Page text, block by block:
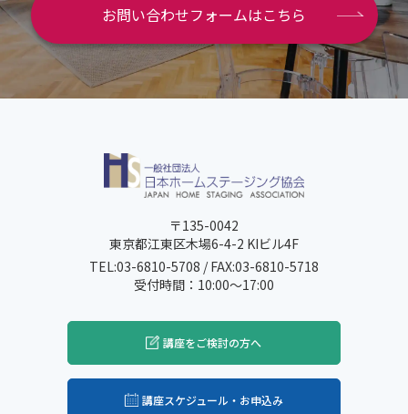
お問い合わせフォームはこちら
〒135-0042
東京都江東区木場6-4-2 KIビル4F
TEL:03-6810-5708 / FAX:03-6810-5718
受付時間：10:00～17:00
講座をご検討の方へ
講座スケジュール・お申込み